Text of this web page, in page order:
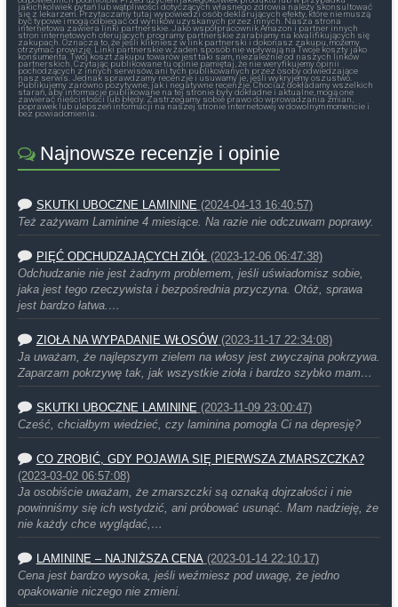
jakichkolwiek pytań lub wątpliwości dotyczących własnego zdrowia należy skonsultować
się z lekarzem. Przytaczamy tutaj wypowiedzi osób deklarujących efekty, które nie muszą
być typowe i mogą odbiegać od wyników uzyskanych przez innych. Nasza strona
internetowa zawiera linki partnerskie. Jako współpracownik Amazon i partner innych
stron internetowych oferujących programy partnerskie zarabiamy na kwalifikujących się
zakupach. Oznacza to, że jeśli klikniesz w link partnerski i dokonasz zakupu, możemy
otrzymać prowizję. Linki partnerskie w żaden sposób nie wpływają na Twoje koszty jako
konsumenta. Twój koszt zakupu towarów jest taki sam, niezależnie od naszych linków
partnerskich. Czytając publikowane tu opinie pamiętaj, że nie weryfikujemy opinii
pochodzących z innych serwisów, ani tych publikowanych przez osoby odwiedzające
nasz serwis. Jednak sprawdzamy recenzje i usuwamy je, jeśli wykryjemy oszustwo.
Publikujemy zarówno pozytywne, jak i negatywne recenzje. Chociaż dokładamy wszelkich
starań, aby informacje publikowane na tej stronie były dokładne i aktualne, mogą one
zawierać nieścisłości lub błędy. Zastrzegamy sobie prawo do wprowadzania zmian,
poprawek lub ulepszeń informacji na naszej stronie internetowej w dowolnym momencie i
bez powiadomienia.
Najnowsze recenzje i opinie
SKUTKI UBOCZNE LAMININE (2024-04-13 16:40:57)
Też zażywam Laminine 4 miesiące. Na razie nie odczuwam poprawy.
PIĘĆ ODCHUDZAJĄCYCH ZIÓŁ (2023-12-06 06:47:38)
Odchudzanie nie jest żadnym problemem, jeśli uświadomisz sobie,
jaka jest tego rzeczywista i bezpośrednia przyczyna. Otóż, sprawa
jest bardzo łatwa.…
ZIOŁA NA WYPADANIE WŁOSÓW (2023-11-17 22:34:08)
Ja uważam, że najlepszym zielem na włosy jest zwyczajna pokrzywa.
Zaparzam pokrzywę tak, jak wszystkie zioła i bardzo szybko mam…
SKUTKI UBOCZNE LAMININE (2023-11-09 23:00:47)
Cześć, chciałbym wiedzieć, czy laminina pomogła Ci na depresję?
CO ZROBIĆ, GDY POJAWIA SIĘ PIERWSZA ZMARSZCZKA?
(2023-03-02 06:57:08)
Ja osobiście uważam, że zmarszczki są oznaką dojrzałości i nie
powinniśmy się ich wstydzić, ani próbować usunąć. Mam nadzieję, że
nie każdy chce wyglądać,…
LAMININE – NAJNIŻSZA CENA (2023-01-14 22:10:17)
Cena jest bardzo wysoka, jeśli weźmiesz pod uwagę, że jedno
opakowanie niczego nie zmieni.